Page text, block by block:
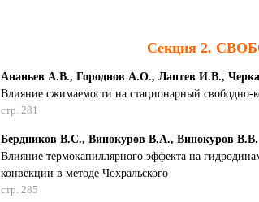
Cекция 2.
Ананьев А.В., Городнов А.О., Лаптев И.В.,
Влияние сжимаемости на стационарный свободно-
стр. 281
Бердников В.С., Винокуров В.А., Винокуров В.В.
Влияние термокапиллярного эффекта на
конвекции в методе Чохральского
стр. 285